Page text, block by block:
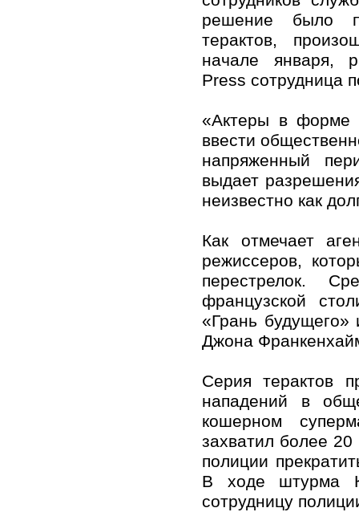
решение было
терактов,
начале января,
Press сотрудница
«Актеры в форме
ввести
напряженный
выдает
неизвестно как
Как отмечает
режиссеров,
перестрелок.
французской
«Грань
Джона
Серия терактов
нападений в
кошерном
захватил более
полиции
В ходе штурма
сотрудницу